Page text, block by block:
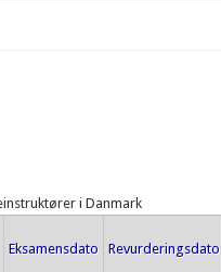
i Danmark
Eksamensdato Revurderingsdato